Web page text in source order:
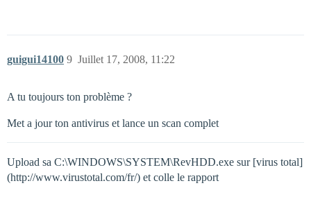
guigui14100 Juillet 17, 2008, 11:22
9
A tu toujours ton problème ?
Met a jour ton antivirus et lance un scan complet
Upload sa C:\WINDOWS\SYSTEM\RevHDD.exe sur [virus total]
(http://www.virustotal.com/fr/) et colle le rapport